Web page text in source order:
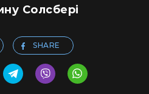
Солсбері
SHARE